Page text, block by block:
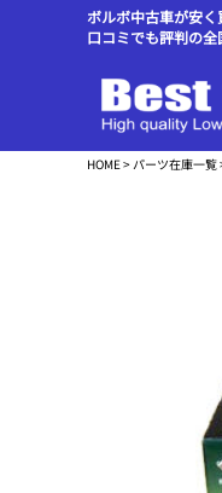
ボルボ中古車が安
口コミでも評判の
HOME>パーツ在庫一覧